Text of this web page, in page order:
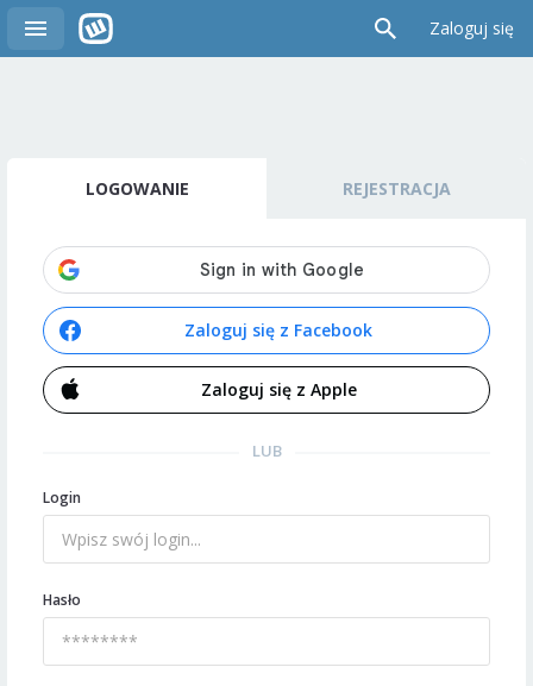
Zaloguj się
LOGOWANIE REJESTRACJA
Zaloguj się z Facebook
Zaloguj się z Apple
LUB
Login
Hasło